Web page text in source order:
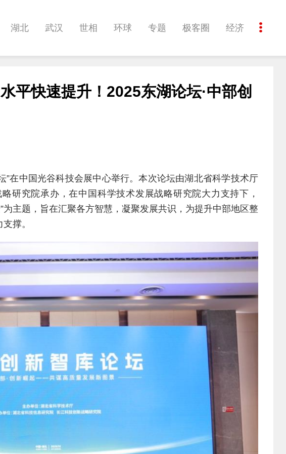
湖北 武汉 世相 环球 专题 极客圈 经济
帅作文 International 职教院 酒道
平快速提升！2025东湖论坛·中部创
”在中国光谷科技会展中心举行。本次论坛由湖北省科学技术厅
研究院承办，在中国科学技术发展战略研究院大力支持下，
主题，旨在汇聚各方智慧，凝聚发展共识，为提升中部地区整
撑。